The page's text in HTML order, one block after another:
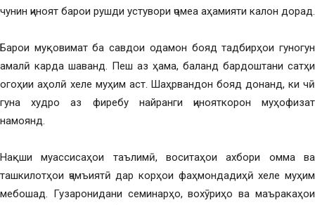
чунин ҷиноят барои рушди устувори ҷомеа аҳамияти калон дорад.
Барои муқовимат ба савдои одамон бояд тадбирҳои гуногун
амалӣ карда шаванд. Пеш аз ҳама, баланд бардоштани сатҳи
огоҳии аҳолӣ хеле муҳим аст. Шаҳрвандон бояд донанд, ки чӣ
гуна худро аз фиребу найранги ҷинояткорон муҳофизат
намоянд.
Нақши муассисаҳои таълимӣ, воситаҳои ахбори омма ва
ташкилотҳои ҷамъиятӣ дар корҳои фаҳмондадиҳӣ хеле муҳим
мебошад. Гузаронидани семинарҳо, вохӯриҳо ва маъракаҳои